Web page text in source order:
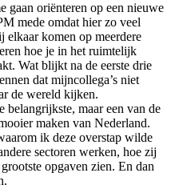
gaan oriënteren op een nieuwe
mede omdat hier zo veel
elkaar komen op meerdere
hoe je in het ruimtelijk
Wat blijkt na de eerste drie
dat mijncollega’s niet
de wereld kijken.
belangrijkste, maar een van de
maken van Nederland.
ik deze overstap wilde
sectoren werken, hoe zij
opgaven zien. En dan